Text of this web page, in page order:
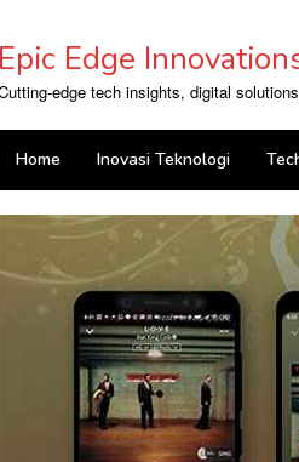
Epic Edge
edge tech insights, digital
Home Inovasi Teknologi